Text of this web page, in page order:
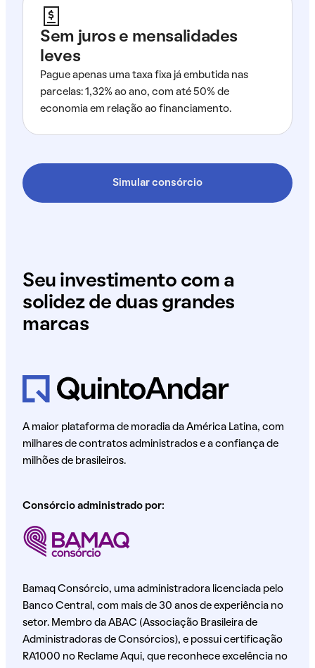
Sem juros e mensalidades
leves
Pague apenas uma taxa fixa já embutida nas
parcelas: 1,32% ao ano, com até 50% de
economia em relação ao financiamento.
Simular consórcio
Seu investimento com a
solidez de duas grandes
marcas
A maior plataforma de moradia da América Latina, com
milhares de contratos administrados e a confiança de
milhões de brasileiros.
Consórcio administrado por:
Bamaq Consórcio, uma administradora licenciada pelo
Banco Central, com mais de 30 anos de experiência no
setor. Membro da ABAC (Associação Brasileira de
Administradoras de Consórcios), e possui certificação
RA1000 no Reclame Aqui, que reconhece excelência no